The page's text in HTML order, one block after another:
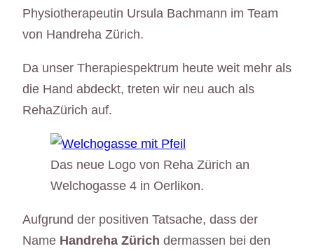
Physiotherapeutin Ursula Bachmann im Team
von Handreha Zürich.
Da unser Therapiespektrum heute weit mehr als
die Hand abdeckt, treten wir neu auch als
RehaZürich auf.
Das neue Logo von Reha Zürich an
Welchogasse 4 in Oerlikon.
Aufgrund der positiven Tatsache, dass der
Name Handreha Zürich dermassen bei den